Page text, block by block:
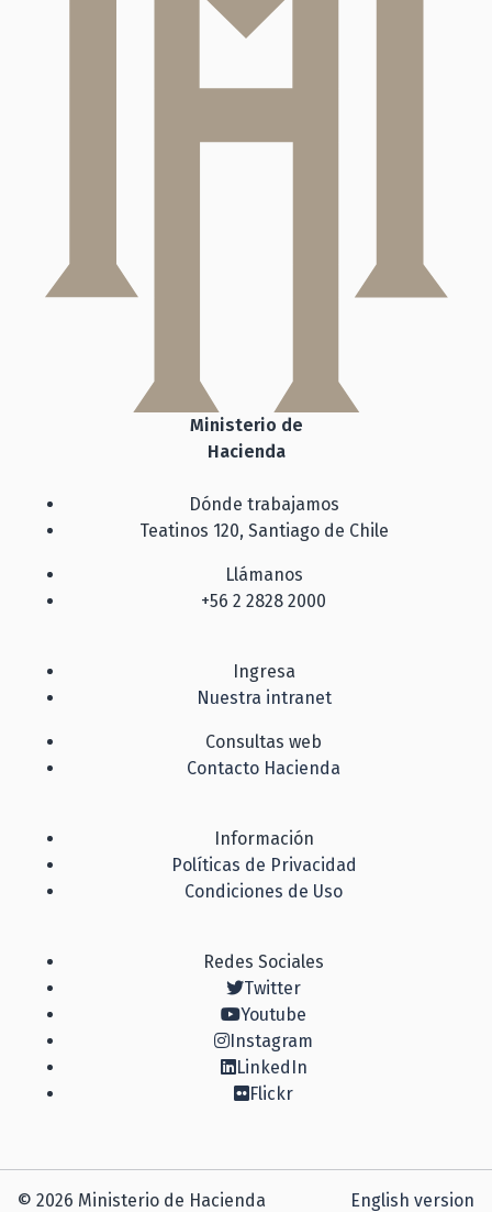
Ministerio de
Hacienda
Dónde trabajamos
Teatinos 120, Santiago de Chile
Llámanos
+56 2 2828 2000
Ingresa
Nuestra intranet
Consultas web
Contacto Hacienda
Información
Políticas de Privacidad
Condiciones de Uso
Redes Sociales
Twitter
Youtube
Instagram
LinkedIn
Flickr
© 2026 Ministerio de Hacienda English version